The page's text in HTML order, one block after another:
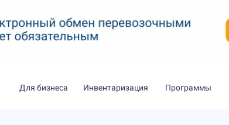
Инвентаризация Программы
Для бизнеса